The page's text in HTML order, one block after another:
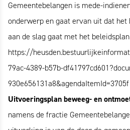
Gemeentebelangen is mede-
onderwerp en gaat ervan uit dat
aan de slag gaat met het
https://
79ac-4389-b57b-
Uitvoeringsplan beweeg- en
namens de fractie